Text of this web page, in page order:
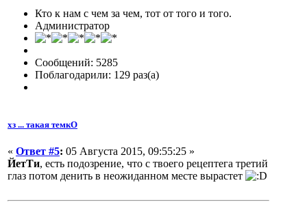
Кто к нам с чем за чем, тот от того и того.
Администратор
Сообщений: 5285
Поблагодарили: 129 раз(а)
хз ... такая темкО
« Ответ #5: 05 Августа 2015, 09:55:25 »
ЙетТи, есть подозрение, что с твоего рецептега третий
глаз потом денить в неожиданном месте вырастет